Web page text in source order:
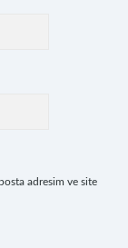
adresim ve site